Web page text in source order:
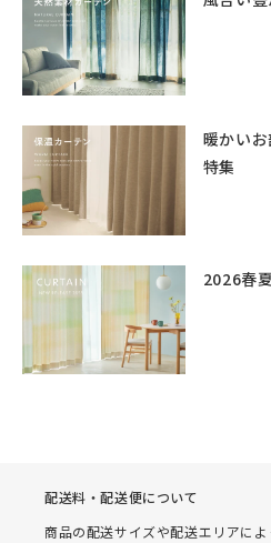
暖かい
特集
2026春
配送料・配送便について
商品の配送サイズや配送エリアに